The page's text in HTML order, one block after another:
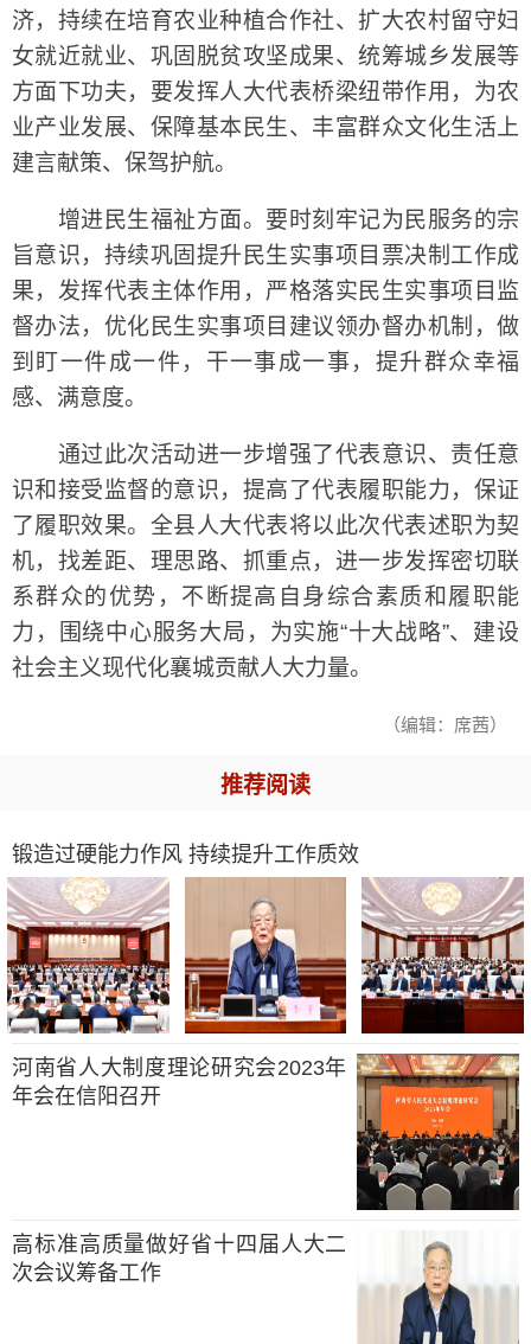
济，持续在培育农业种植合作社、扩大农村留守妇
女就近就业、巩固脱贫攻坚成果、统筹城乡发展等
方面下功夫，要发挥人大代表桥梁纽带作用，为农
业产业发展、保障基本民生、丰富群众文化生活上
建言献策、保驾护航。
增进民生福祉方面。要时刻牢记为民服务的宗
旨意识，持续巩固提升民生实事项目票决制工作成
果，发挥代表主体作用，严格落实民生实事项目监
督办法，优化民生实事项目建议领办督办机制，做
到盯一件成一件，干一事成一事，提升群众幸福
感、满意度。
通过此次活动进一步增强了代表意识、责任意
识和接受监督的意识，提高了代表履职能力，保证
了履职效果。全县人大代表将以此次代表述职为契
机，找差距、理思路、抓重点，进一步发挥密切联
系群众的优势，不断提高自身综合素质和履职能
力，围绕中心服务大局，为实施“十大战略”、建设
社会主义现代化襄城贡献人大力量。
（编辑：席茜）
推荐阅读
锻造过硬能力作风 持续提升工作质效
河南省人大制度理论研究会2023年
年会在信阳召开
高标准高质量做好省十四届人大二
次会议筹备工作